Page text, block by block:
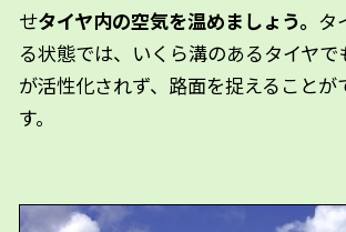
せタイヤ内の空気を温めましょう。 タ
る状態では、いくら溝のあるタイヤ
が活性化されず、路面を捉えることが
す。